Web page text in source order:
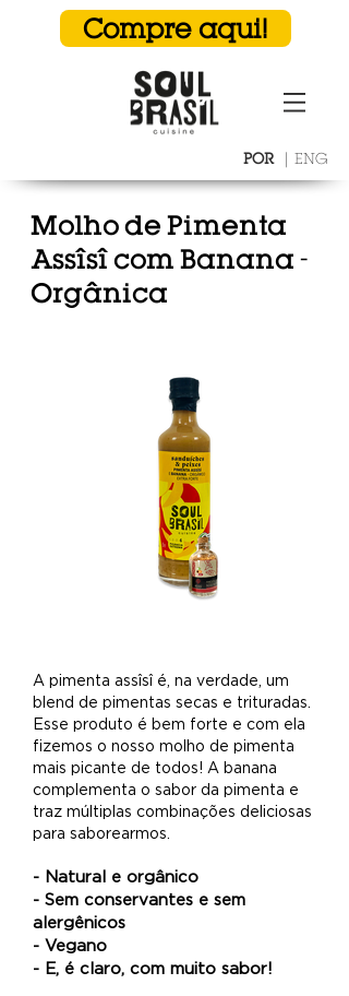
Compre aqui!
POR| ENG
Molho de Pimenta
Assîsî com Banana -
Orgânica
A pimenta assîsî é, na verdade, um
blend de pimentas secas e trituradas.
Esse produto é bem forte e com ela
fizemos o nosso molho de pimenta
mais picante de todos! A banana
complementa o sabor da pimenta e
traz múltiplas combinações deliciosas
para saborearmos
- Natural e orgânico
- Sem conservantes e sem
alergênicos
- Vegano
- E, é claro, com muito sabor!